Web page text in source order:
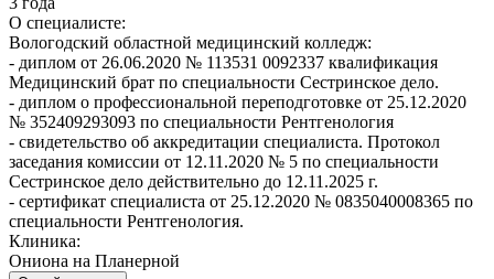
О специалисте:
Вологодский областной медицинский колледж:
- диплом от 26.06.2020 № 113531 0092337 квалификация
Медицинский брат по специальности Сестринское дело.
- диплом о профессиональной переподготовке от 25.12.2020
№ 352409293093 по специальности Рентгенология
- свидетельство об аккредитации специалиста. Протокол
заседания комиссии от 12.11.2020 № 5 по специальности
Сестринское дело действительно до 12.11.2025 г.
- сертификат специалиста от 25.12.2020 № 0835040008365 по
специальности Рентгенология.
Клиника:
Ониона на Планерной